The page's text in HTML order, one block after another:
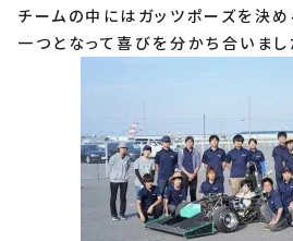
チームの中にはガッツポーズを決め
一つとなって喜びを分かち合いまし